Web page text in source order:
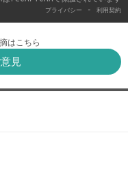
プライバシー - 利用契約
はこちら
見